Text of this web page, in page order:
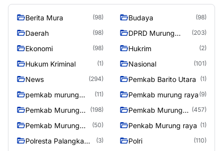
Berita Mura (98) Budaya (98)
Daerah (98)
DPRD Murung
(203)
Ekonomi (98) Hukrim (2)
Hukum Kriminal (1) Nasional (101)
News (294) Pemkab Barito Utara (1)
pemkab murung
(11) Pemkab murung raya (9)
Pemkab Murung
(198)
Pemkab Murung
(457)
Pemkab Murung
(50) Penkab Murung raya (1)
Polresta Palangka
(3) Polri (110)